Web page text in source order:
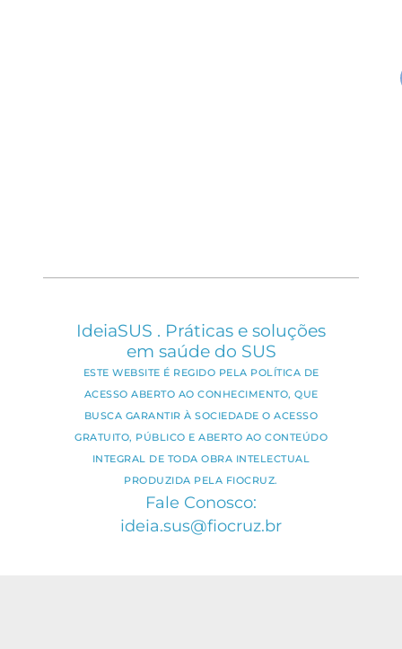
IdeiaSUS . Práticas e soluções
em saúde do SUS
ESTE WEBSITE É REGIDO PELA POLÍTICA DE
ACESSO ABERTO AO CONHECIMENTO, QUE
BUSCA GARANTIR À SOCIEDADE O ACESSO
GRATUITO, PÚBLICO E ABERTO AO CONTEÚDO
INTEGRAL DE TODA OBRA INTELECTUAL
PRODUZIDA PELA FIOCRUZ.
Fale Conosco:
ideia.sus@fiocruz.br